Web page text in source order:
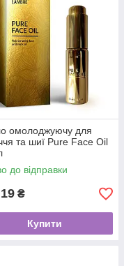
оформить заказ,
номеру телефона или
омолоджуючу для
та шиї Pure Face Oil
до відправки
₴
Купити